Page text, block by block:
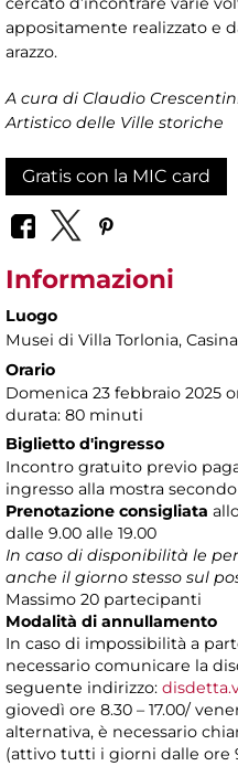
appositamente realizzato e
arazzo.
A cura di Claudio
Artistico delle Ville storiche
Gratis con la MIC card
Informazioni
Luogo
Musei di Villa Torlonia,
Orario
Domenica 23 febbraio 2025
durata: 80 minuti
Biglietto d'ingresso
Incontro gratuito previo
ingresso alla mostra secondo
Prenotazione consigliata
dalle 9.00 alle 19.00
In caso di disponibilità le
anche il giorno stesso sul
Massimo 20 partecipanti
Modalità di annullamento
In caso di impossibilità a
necessario comunicare la
seguente indirizzo:
giovedì ore 8.30 – 17.00/
alternativa, è necessario
(attivo tutti i giorni dalle ore